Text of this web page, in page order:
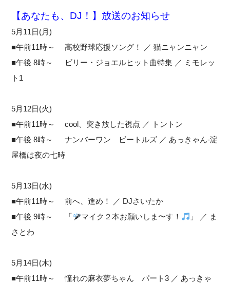
【あなたも、DJ！】放送のお知らせ
5月11日(月)
■午前11時～ 高校野球応援ソング！ ／ 猫ニャンニャン
■午後 8時～ ビリー・ジョエルヒット曲特集 ／ ミモレッ
ト1
5月12日(火)
■午前11時～ cool、突き放した視点 ／ トントン
■午後 8時～ ナンバーワン ビートルズ ／ あっきゃん-淀
屋橋は夜の七時
5月13日(水)
■午前11時～ 前へ、進め！ ／ DJさいたか
■午後 9時～ 「 マイク２本お願いしま〜す！ 」 ／ ま
さとわ
5月14日(木)
■午前11時～ 憧れの麻衣夢ちゃん パート3 ／ あっきゃ